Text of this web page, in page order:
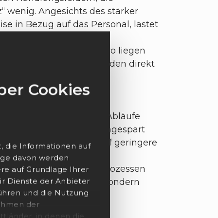
Cookies
die Informationen auf
davon werden
auf Grundlage Ihrer
Dienste der Anbieter
und die Nutzung
der
wenig. Angesichts des stärker
in Bezug auf das Personal, lastet
aktiv steuern. Doch wo liegen
greifen. Denn neben den direkt
Kosten zu
aktuell? Wo Abläufe
Ende wertvolle Zeit eingespart
Prozesse und somit auf geringere
an papierbasierten Prozessen
Ende nicht nur Zeit, sondern